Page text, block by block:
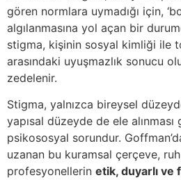
gören normlara uymadığı için,
algılanmasına yol açan bir
stigma, kişinin sosyal kimliği ile
arasındaki uyuşmazlık sonucu
zedelenir.
Stigma, yalnızca bireysel
yapısal düzeyde de ele
psikososyal sorundur.
uzanan bu kuramsal çerçeve, ruh
profesyonellerin etik, duyarlı ve